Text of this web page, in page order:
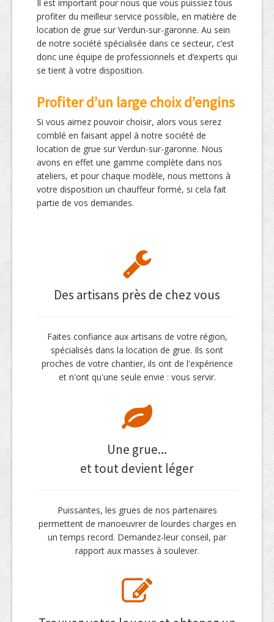
Il est important pour nous que vous puissiez tous
profiter du meilleur service possible, en matière de
location de grue sur Verdun-sur-garonne. Au sein
de notre société spécialisée dans ce secteur, c’est
donc une équipe de professionnels et d’experts qui
se tient à votre disposition.
Profiter d’un large choix d’engins
Si vous aimez pouvoir choisir, alors vous serez
comblé en faisant appel à notre société de
location de grue sur Verdun-sur-garonne. Nous
avons en effet une gamme complète dans nos
ateliers, et pour chaque modèle, nous mettons à
votre disposition un chauffeur formé, si cela fait
partie de vos demandes.
Des artisans près de chez vous
Faites confiance aux artisans de votre région,
spécialisés dans la location de grue. Ils sont
proches de votre chantier, ils ont de l'expérience
et n'ont qu'une seule envie : vous servir.
Une grue...
et tout devient léger
Puissantes, les grues de nos partenaires
permettent de manoeuvrer de lourdes charges en
un temps record. Demandez-leur conseil, par
rapport aux masses à soulever.